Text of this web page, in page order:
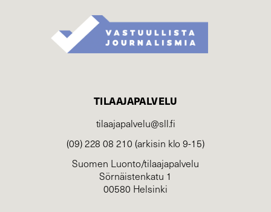
TILAAJAPALVELU
tilaajapalvelu@sll.fi
(09) 228 08 210 (arkisin klo 9-15)
Suomen Luonto/tilaajapalvelu
Sörnäistenkatu 1
00580 Helsinki